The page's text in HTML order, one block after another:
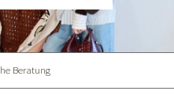
Beratung